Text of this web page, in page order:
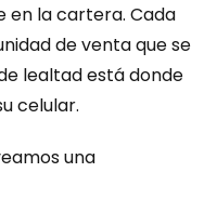
en la cartera. Cada
de venta que se
lealtad está donde
celular.
una